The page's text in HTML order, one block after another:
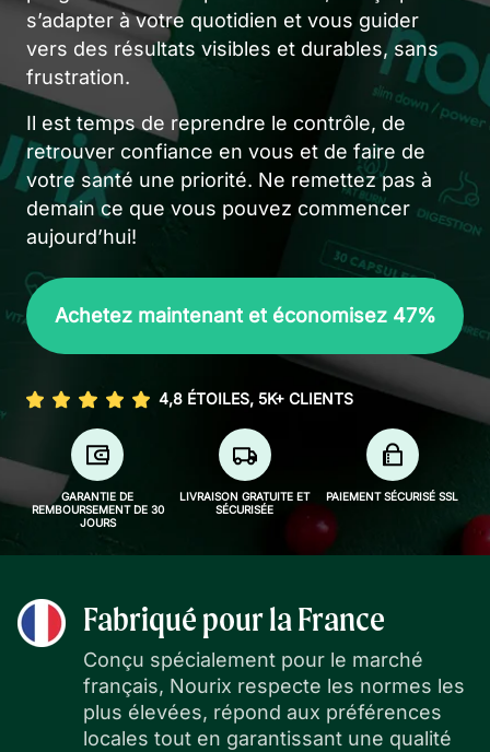
s’adapter à votre quotidien et vous guider
vers des résultats visibles et durables, sans
frustration.
Il est temps de reprendre le contrôle, de
retrouver confiance en vous et de faire de
votre santé une priorité. Ne remettez pas à
demain ce que vous pouvez commencer
aujourd’hui!
Achetez maintenant et économisez 47%
4,8 ÉTOILES, 5K+ CLIENTS
GARANTIE DE
REMBOURSEMENT DE 30
JOURS
LIVRAISON GRATUITE ET
SÉCURISÉE
PAIEMENT SÉCURISÉ SSL
Fabriqué pour la France
Conçu spécialement pour le marché
français, Nourix respecte les normes les
plus élevées, répond aux préférences
locales tout en garantissant une qualité